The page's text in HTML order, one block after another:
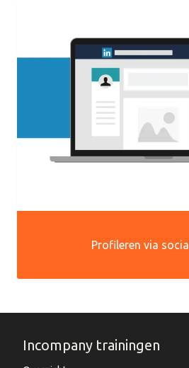
Profileren via
Incompany trainingen